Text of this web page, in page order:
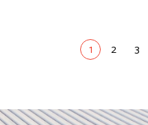
1 2 3